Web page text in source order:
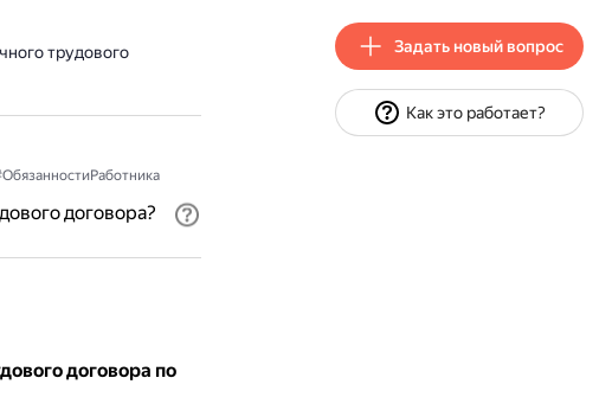
трудового
договора?
договора по
Задать новый вопрос
Как это работает?